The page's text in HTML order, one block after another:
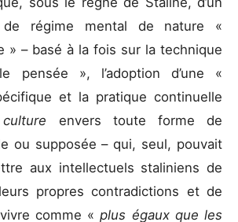
de régime mental de nature «
» – basé à la fois sur la technique
pensée », l’adoption d’une «
et la pratique continuelle
envers toute forme de
ou supposée – qui, seul, pouvait
aux intellectuels staliniens de
propres contradictions et de
comme «plus égaux que les